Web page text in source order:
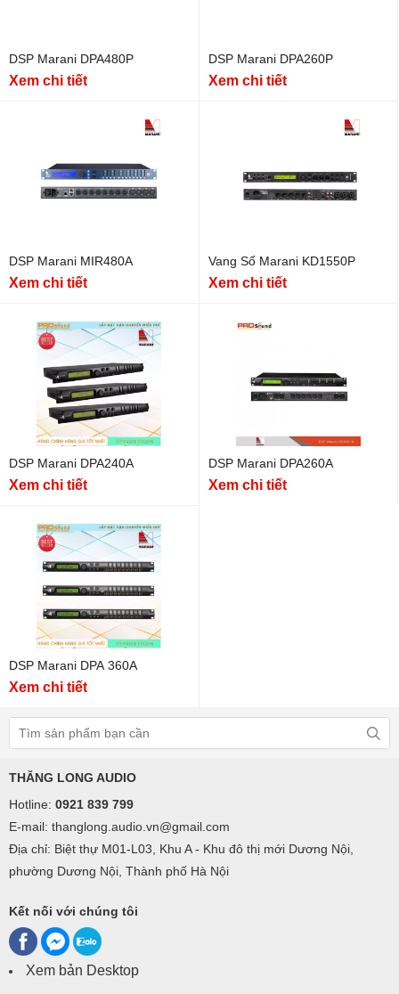
DSP Marani DPA480P
Xem chi tiết
DSP Marani DPA260P
Xem chi tiết
DSP Marani MIR480A
Xem chi tiết
Vang Số Marani KD1550P
Xem chi tiết
DSP Marani DPA240A
Xem chi tiết
DSP Marani DPA260A
Xem chi tiết
DSP Marani DPA 360A
Xem chi tiết
THĂNG LONG AUDIO
Hotline: 0921 839 799
E-mail: thanglong.audio.vn@gmail.com
Địa chỉ: Biệt thự M01-L03, Khu A - Khu đô thị mới Dương Nội,
phường Dương Nội, Thành phố Hà Nội
Kết nối với chúng tôi
Xem bản Desktop